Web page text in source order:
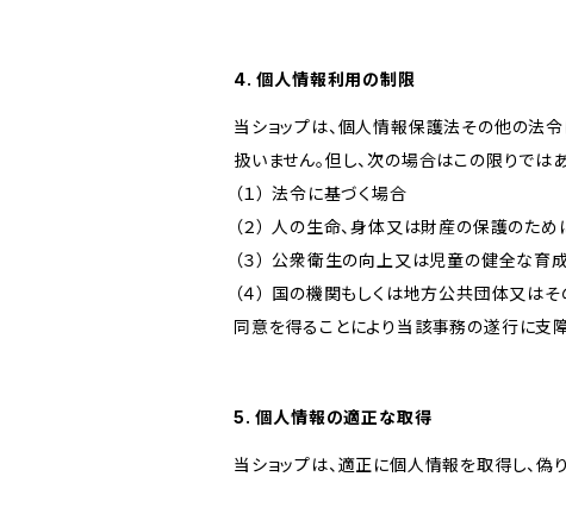
4. 個人情報利用の制限
当ショップは、個人情報保護法その他の法
扱いません。但し、次の場合はこの限りでは
（１） 法令に基づく場合
（２） 人の生命、身体又は財産の保護のた
（３） 公衆衛生の向上又は児童の健全な
（４） 国の機関もしくは地方公共団体又
同意を得ることにより当該事務の遂行に支
5. 個人情報の適正な取得
当ショップは、適正に個人情報を取得し、偽